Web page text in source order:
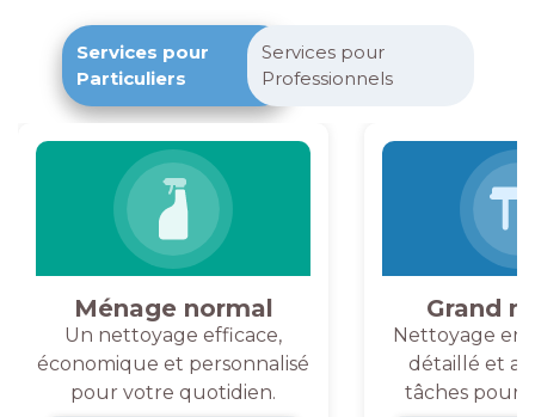
Services pour
Particuliers
Services pour
Professionnels
Ménage normal
Un nettoyage efficace,
économique et personnalisé
pour votre quotidien.
Grand
Nettoyage en
détaillé et
tâches pour